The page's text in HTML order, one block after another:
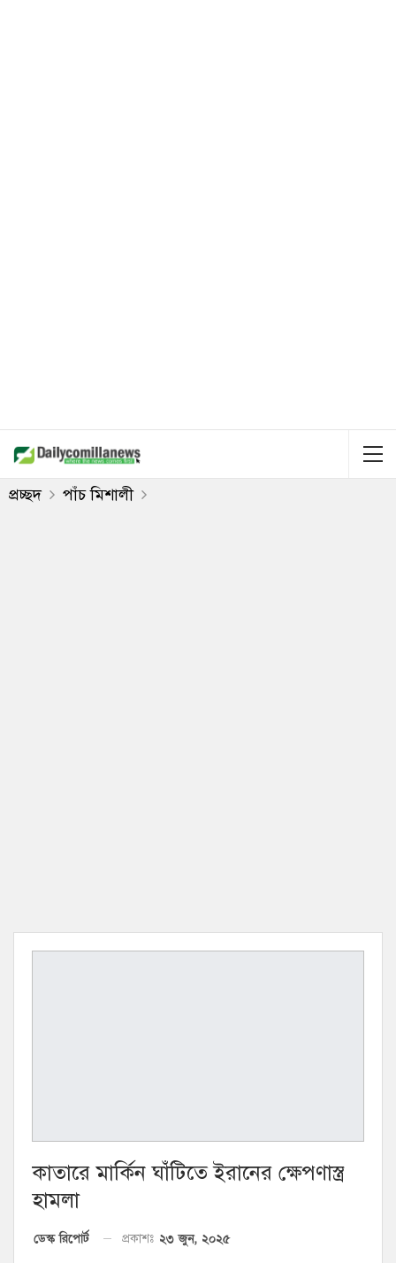
প্রচ্ছদ পাঁচ মিশালী
কাতারে মার্কিন ঘাঁটিতে ইরানের ক্ষেপণাস্ত্র
হামলা
ডেস্ক রিপোর্ট প্রকাশঃ ২৩ জুন, ২০২৫